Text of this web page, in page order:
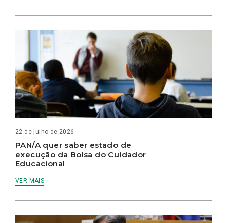
22 de julho de 2026
PAN/A quer saber estado de
execução da Bolsa do Cuidador
Educacional
VER MAIS